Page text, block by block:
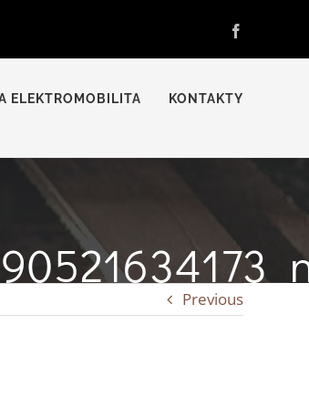
ELEKTROMOBILITA KONTAKTY
Previous